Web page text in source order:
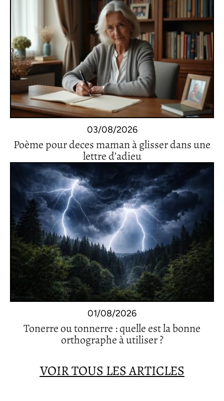
03/08/2026
Poème pour deces maman à glisser dans une
lettre d’adieu
01/08/2026
Tonerre ou tonnerre : quelle est la bonne
orthographe à utiliser ?
VOIR TOUS LES ARTICLES